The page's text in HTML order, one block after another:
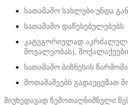
სათამაშო სახლები უნდა
სათამაშო დაწესებულებებს
კატეგორიულად
მოვალეობას),
სათამაშო ბიზნესის
მოთამაშეებს გადაეცემათ
მიუხედავად ზემოთაღნიშნული